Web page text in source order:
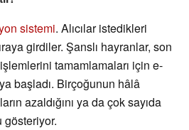
sistemi. Alıcılar istedikleri
girdiler. Şanslı hayranlar, son
tamamlamaları için e-
başladı. Birçoğunun hâlâ
azaldığını ya da çok sayıda